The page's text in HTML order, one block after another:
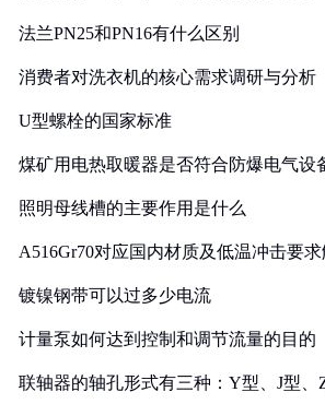
法兰PN25和PN16有什么区别
消费者对洗衣机的核心需求调研与分析
U型螺栓的国家标准
煤矿用电热取暖器是否符合防爆电气设
照明母线槽的主要作用是什么
A516Gr70对应国内材质及低温冲击要
镀镍钢带可以过多少电流
计量泵如何达到控制和调节流量的目的
联轴器的轴孔形式有三种：Y型、J型、